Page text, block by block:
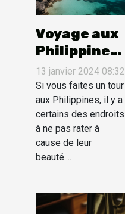
Voyage aux
Philippines :
les plus
beaux
endroits à
visiter
13 janvier 2024 08:32
Si vous faites un tour
aux Philippines, il y a
certains des endroits
à ne pas rater à
cause de leur
beauté....